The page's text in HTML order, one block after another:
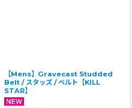
【Mens】Gravecast Studded
Belt / スタッズ / ベルト【KILL
STAR】